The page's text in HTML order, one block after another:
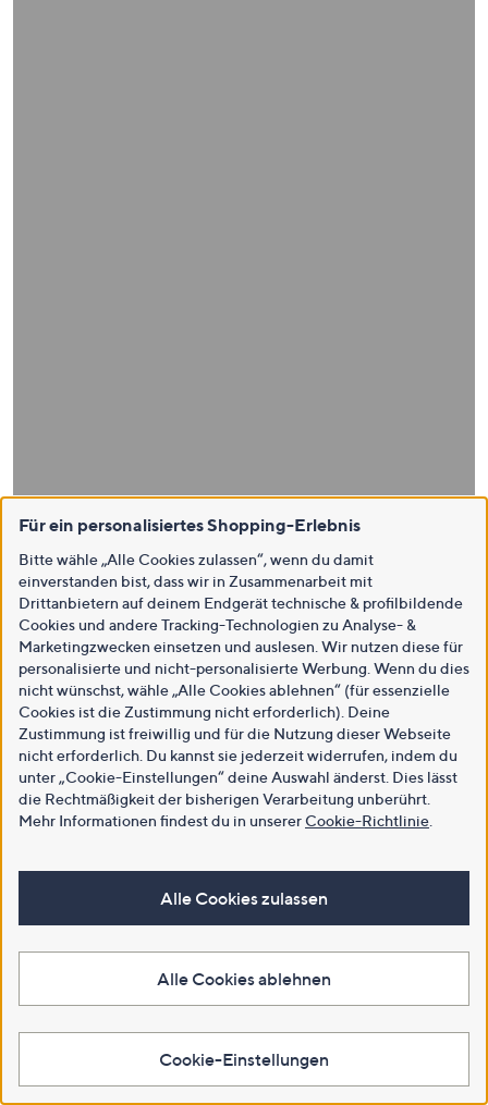
Für ein personalisiertes Shopping-Erlebnis
Bitte wähle „Alle Cookies zulassen“, wenn du damit
einverstanden bist, dass wir in Zusammenarbeit mit
Drittanbietern auf deinem Endgerät technische & profilbildende
Cookies und andere Tracking-Technologien zu Analyse- &
Marketingzwecken einsetzen und auslesen. Wir nutzen diese für
personalisierte und nicht-personalisierte Werbung. Wenn du dies
nicht wünschst, wähle „Alle Cookies ablehnen“ (für essenzielle
Cookies ist die Zustimmung nicht erforderlich). Deine
Zustimmung ist freiwillig und für die Nutzung dieser Webseite
nicht erforderlich. Du kannst sie jederzeit widerrufen, indem du
unter „Cookie-Einstellungen“ deine Auswahl änderst. Dies lässt
die Rechtmäßigkeit der bisherigen Verarbeitung unberührt.
Mehr Informationen findest du in unsererCookie-Richtlinie
Alle Cookies zulassen
Alle Cookies ablehnen
Cookie-Einstellungen